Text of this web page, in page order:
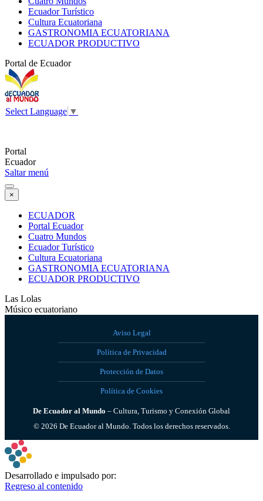
Ecuador Turístico
Cultura Ecuatoriana
GASTRONOMIA ECUATORIANA
ECUADOR PRODUCTIVO
Portal de Ecuador
Select Language ▼
Portal
Ecuador
Saltar menú
×
ECUADOR
Portal Ecuador
Cuatro Mundos
Ecuador Turístico
Cultura Ecuatoriana
GASTRONOMIA ECUATORIANA
ECUADOR PRODUCTIVO
Las Lolas
Músico ecuatoriano
Aviso Legal
Política de Privacidad
Protección de Datos
Política de Cookies
De Ecuador al Mundo – Cultura, Turismo y Conexión Global
© 2026 De Ecuador al Mundo. Todos los derechos reservados.
Desarrollado e impulsado por:
Regreso al contenido